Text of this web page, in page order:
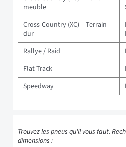
meuble
Cross-Country (XC) – Terrain
dur
Rallye / Raid
Flat Track
Speedway
Trouvez les pneus qu'il vous faut.
dimensions :